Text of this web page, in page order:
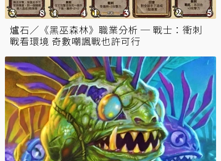
爐石／《黑巫森林》職業分析 ─ 戰士：衝刺
戰看環境 奇數嘲諷戰也許可行